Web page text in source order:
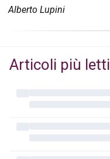
Alberto Lupini
Articoli più letti